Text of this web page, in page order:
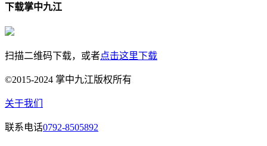
下载掌中九江
扫描二维码下载，或者点击这里下载
©2015-2024 掌中九江版权所有
关于我们
联系电话0792-8505892